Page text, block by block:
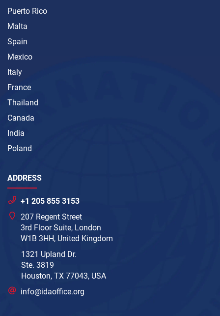
Puerto Rico
Malta
Spain
Mexico
Italy
France
Thailand
Canada
India
Poland
ADDRESS
+1 205 855 3153
207 Regent Street
3rd Floor Suite, London
W1B 3HH, United Kingdom
1321 Upland Dr.
Ste. 3819
Houston, TX 77043, USA
info@idaoffice.org